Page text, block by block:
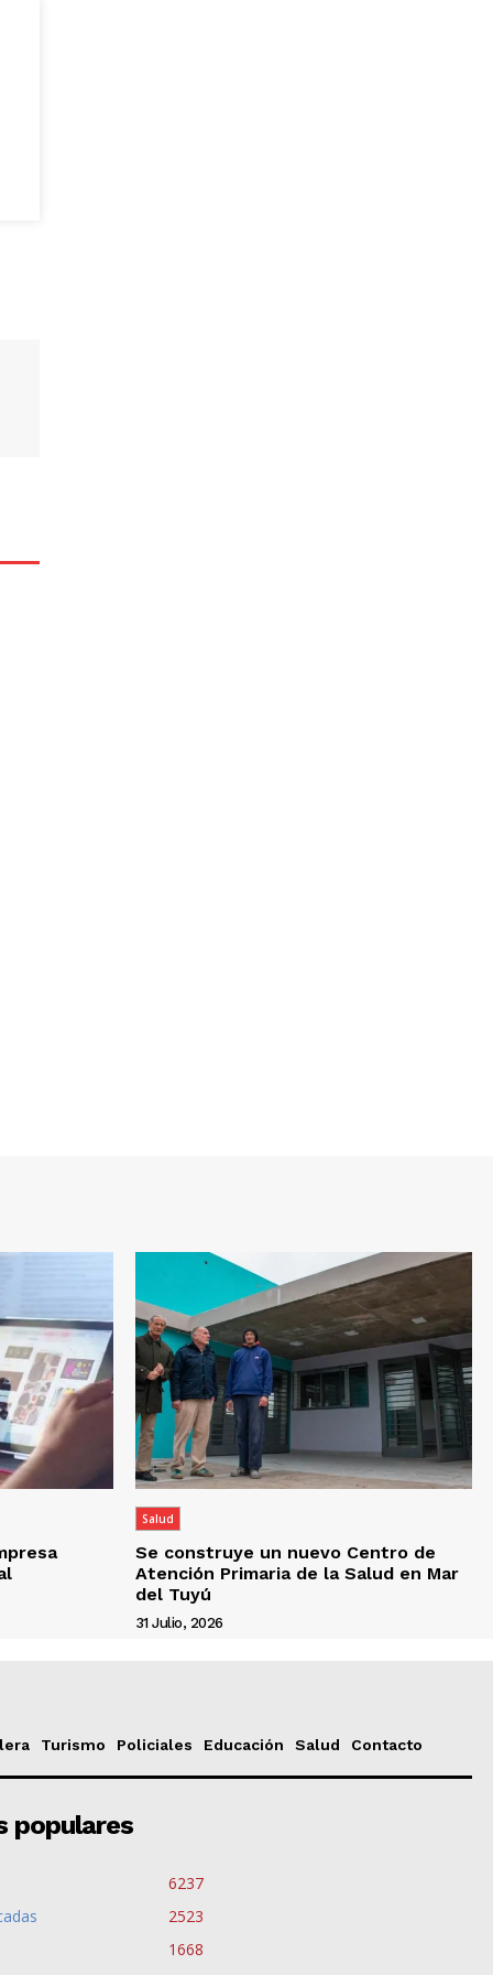
Salud
Se construye un nuevo Centro de
Atención Primaria de la Salud en Mar
del Tuyú
31 Julio, 2026
Turismo Policiales Educación Salud Contacto
populares
6237
2523
1668